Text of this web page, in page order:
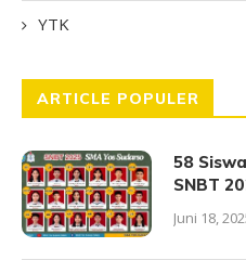
YTK
ARTICLE POPULER
58
SNBT
Juni 18,